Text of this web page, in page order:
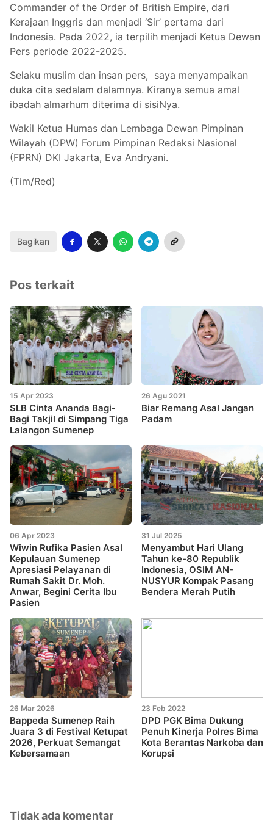
Commander of the Order of British Empire, dari
Kerajaan Inggris dan menjadi ‘Sir’ pertama dari
Indonesia. Pada 2022, ia terpilih menjadi Ketua Dewan
Pers periode 2022-2025.
Selaku muslim dan insan pers, saya menyampaikan
duka cita sedalam dalamnya. Kiranya semua amal
ibadah almarhum diterima di sisiNya.
Wakil Ketua Humas dan Lembaga Dewan Pimpinan
Wilayah (DPW) Forum Pimpinan Redaksi Nasional
(FPRN) DKI Jakarta, Eva Andryani.
(Tim/Red)
Bagikan
Pos terkait
15 Apr 2023
SLB Cinta Ananda Bagi-
Bagi Takjil di Simpang Tiga
Lalangon Sumenep
26 Agu 2021
Biar Remang Asal Jangan
Padam
06 Apr 2023
Wiwin Rufika Pasien Asal
Kepulauan Sumenep
Apresiasi Pelayanan di
Rumah Sakit Dr. Moh.
Anwar, Begini Cerita Ibu
Pasien
31 Jul 2025
Menyambut Hari Ulang
Tahun ke-80 Republik
Indonesia, OSIM AN-
NUSYUR Kompak Pasang
Bendera Merah Putih
26 Mar 2026
Bappeda Sumenep Raih
Juara 3 di Festival Ketupat
2026, Perkuat Semangat
Kebersamaan
23 Feb 2022
DPD PGK Bima Dukung
Penuh Kinerja Polres Bima
Kota Berantas Narkoba dan
Korupsi
Tidak ada komentar